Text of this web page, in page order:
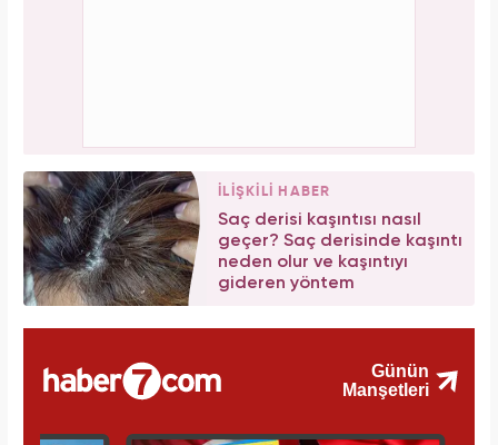
İLİŞKİLİ HABER
Saç derisi kaşıntısı nasıl
geçer? Saç derisinde kaşıntı
neden olur ve kaşıntıyı
gideren yöntem